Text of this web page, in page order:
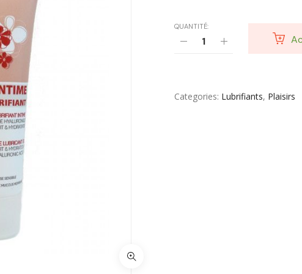
QUANTITÉ:
Categories Lubrifiants, Plaisirs
Vêtement Amincissant
Yeux & Lévres